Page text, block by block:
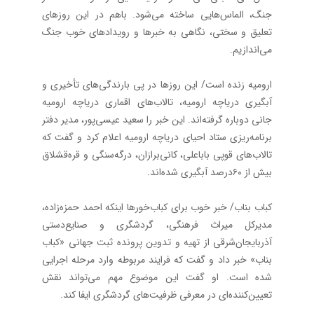
جنگ، الماس‌هایی ساخته می‌شود. باهم در این روزهای
تعلیق و سختی، نگاهی به خبرها و رویدادهای خوب جنگ
می‌اندازیم.
ارومیه زنده است/‌ این روزها در پی بارندگی‌های تأخیری و
آبگیری دریاچه ارومیه، تالاب‌های اقماری دریاچه ارومیه
جانی دوباره گرفته‌اند. این خبر را سعید عیسی‌پور، مدیر دفتر
برنامه‌ریزی ستاد احیای دریاچه ارومیه اعلام کرد و گفت که
تالاب‌های قوپی باباعلی، کانی‌برازان، درگه‌سنگی و قره‌قشلاق
بیش از ۶۰درصد آبگیری شده‌اند.
کباب بناب/ خبر خوب برای کباب‌خورها اینکه احمد حمزه‌زاده،
مدیرکل میراث‌ فرهنگی، گردشگری و صنایع‌دستی
آذربایجان‌شرقی از تهیه و تدوین پرونده ثبت جهانی «کباب
بناب» خبر داد و گفت که فرایند مربوطه وارد مرحله اجرایی
شده است. او گفت این موضوع مهم می‌تواند نقش
تعیین‌‌کننده‌ای در معرفی ظرفیت‌های گردشگری ایفا کند.